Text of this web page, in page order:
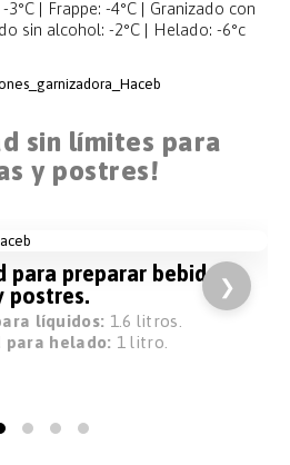
| Frappe: -4°C | Granizado con
sin alcohol: -2°C | Helado: -6°c
sin límites para
y postres!
para preparar bebidas
postres.
líquidos: 1.6 litros.
para helado: 1 litro.
❯